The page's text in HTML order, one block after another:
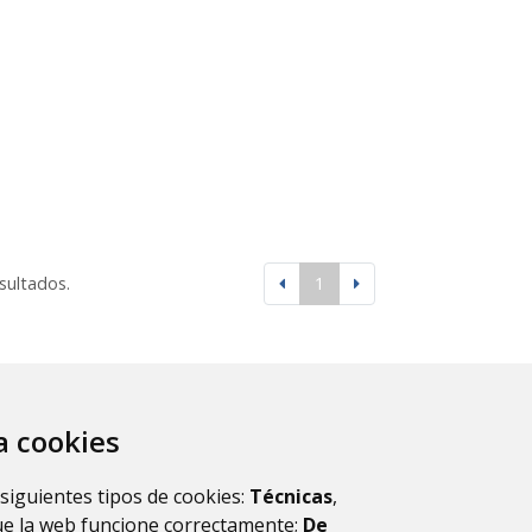
cookies
tipos de cookies: Técnicas,
la web funcione correctamente; De
1